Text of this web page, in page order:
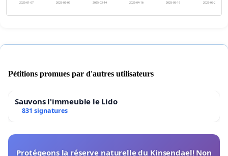
2025-01-07 2025-02-09 2025-03-14 2025-04-16 2025-05-19 2025-06-21
Pétitions promues par d'autres utilisateurs
Sauvons l'immeuble le Lido
831 signatures
Protégeons la réserve naturelle du Kinsendael! Non